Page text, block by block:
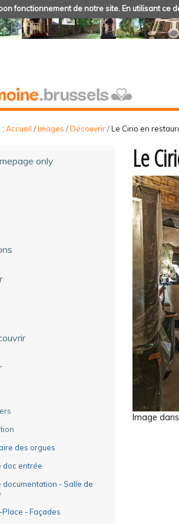
fonctionnement de notre site. En utilisant ce
: Accueil /Images /Découvrir/Le Cirio en
only
des orgues
doc entrée
documentation - Salle de
Place - Façades
Le
Image